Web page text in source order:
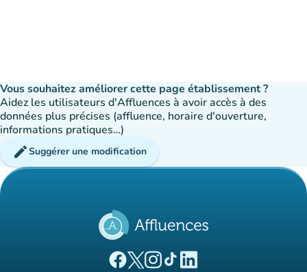
Vous souhaitez améliorer cette page établissement ?
Aidez les utilisateurs d'Affluences à avoir accès à des
données plus précises (affluence, horaire d'ouverture,
informations pratiques…)
editSuggérer une modification
(nouvel onglet)
(nouvel onglet)
(nouvel onglet)
(nouvel onglet)